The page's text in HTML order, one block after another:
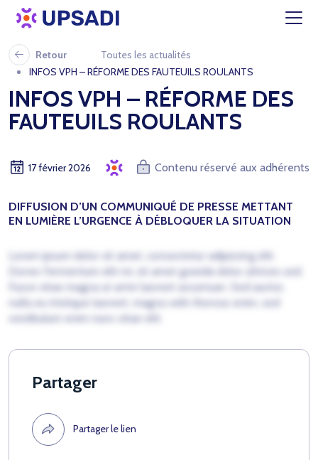
Retour
Toutes les actualités
INFOS VPH – RÉFORME DES FAUTEUILS ROULANTS
INFOS VPH – RÉFORME DES
FAUTEUILS ROULANTS
17 février 2026 Contenu réservé aux adhérents
DIFFUSION D’UN COMMUNIQUÉ DE PRESSE METTANT
EN LUMIÈRE L’URGENCE À DÉBLOQUER LA SITUATION
Lorem ipsum dolor sit amet, consectetur adipiscing elit.
Donec fermentum elit mi, sit amet gravida dolor ultrices sed.
Fusce vitae magna ut ante laoreet accumsan. Sed auctor,
nulla eu tristique laoreet, magna velit rhoncus enim, sed
vestibulum enim nunc vitae elit.
Partager
Partager le lien